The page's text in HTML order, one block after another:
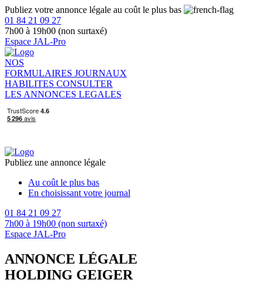
Publiez votre annonce légale au coût le plus bas
01 84 21 09 27
7h00 à 19h00 (non surtaxé)
Espace JAL-Pro
NOS
FORMULAIRES JOURNAUX
HABILITES CONSULTER
LES ANNONCES LEGALES
Publiez une annonce légale
Au coût le plus bas
En choisissant votre journal
01 84 21 09 27
7h00 à 19h00 (non surtaxé)
Espace JAL-Pro
ANNONCE LÉGALE
HOLDING GEIGER